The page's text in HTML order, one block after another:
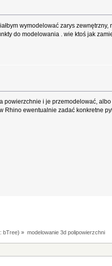
wymodelować zarys
do modelowania . wie ktoś jak
powierzchnie i je przemodelować,
ewentualnie zadać konkretne
bTree) » modelowanie 3d polipowierzchni